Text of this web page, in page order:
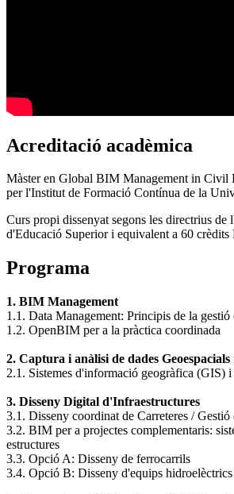
Acreditació acadèmica
Màster en Global BIM Management in Civil
per l'Institut de Formació Contínua de la
Curs propi dissenyat segons les directrius de
d'Educació Superior i equivalent a 60 crèdits
Programa
1. BIM Management
1.1. Data Management: Principis de la
1.2. OpenBIM per a la pràctica coordinada
2. Captura i anàlisi de dades Geoespacials
2.1. Sistemes d'informació geogràfica (GIS)
3. Disseny Digital d'Infraestructures
3.1. Disseny coordinat de Carreteres /
3.2. BIM per a projectes complementaris:
estructures
3.3. Opció A: Disseny de ferrocarrils
3.4. Opció B: Disseny d'equips hidroelèctrics